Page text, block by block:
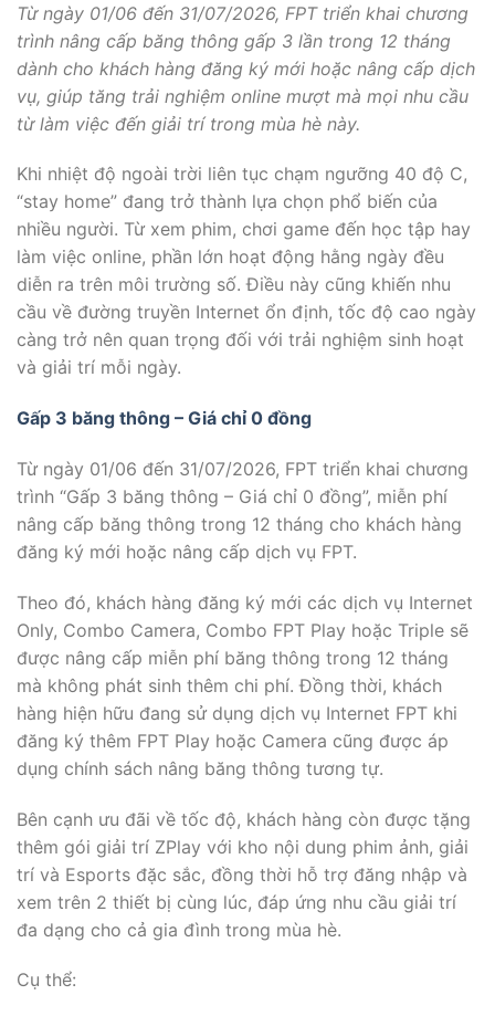
Từ ngày 01/06 đến 31/07/2026, FPT triển khai chương
trình nâng cấp băng thông gấp 3 lần trong 12 tháng
dành cho khách hàng đăng ký mới hoặc nâng cấp dịch
vụ, giúp tăng trải nghiệm online mượt mà mọi nhu cầu
từ làm việc đến giải trí trong mùa hè này.
Khi nhiệt độ ngoài trời liên tục chạm ngưỡng 40 độ C,
“stay home” đang trở thành lựa chọn phổ biến của
nhiều người. Từ xem phim, chơi game đến học tập hay
làm việc online, phần lớn hoạt động hằng ngày đều
diễn ra trên môi trường số. Điều này cũng khiến nhu
cầu về đường truyền Internet ổn định, tốc độ cao ngày
càng trở nên quan trọng đối với trải nghiệm sinh hoạt
và giải trí mỗi ngày.
Gấp 3 băng thông – Giá chỉ 0 đồng
Từ ngày 01/06 đến 31/07/2026, FPT triển khai chương
trình “Gấp 3 băng thông – Giá chỉ 0 đồng”, miễn phí
nâng cấp băng thông trong 12 tháng cho khách hàng
đăng ký mới hoặc nâng cấp dịch vụ FPT.
Theo đó, khách hàng đăng ký mới các dịch vụ Internet
Only, Combo Camera, Combo FPT Play hoặc Triple sẽ
được nâng cấp miễn phí băng thông trong 12 tháng
mà không phát sinh thêm chi phí. Đồng thời, khách
hàng hiện hữu đang sử dụng dịch vụ Internet FPT khi
đăng ký thêm FPT Play hoặc Camera cũng được áp
dụng chính sách nâng băng thông tương tự.
Bên cạnh ưu đãi về tốc độ, khách hàng còn được tặng
thêm gói giải trí ZPlay với kho nội dung phim ảnh, giải
trí và Esports đặc sắc, đồng thời hỗ trợ đăng nhập và
xem trên 2 thiết bị cùng lúc, đáp ứng nhu cầu giải trí
đa dạng cho cả gia đình trong mùa hè.
Cụ thể: